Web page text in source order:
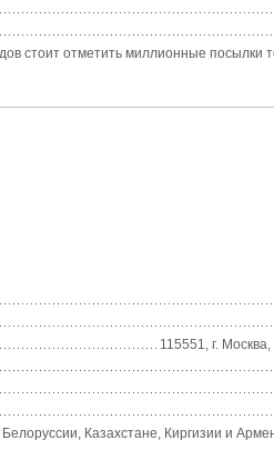
стоит отметить миллионные посылки
115551, г.
Казахстане, Киргизии и